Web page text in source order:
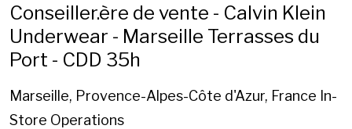
Conseiller.ère de vente - Calvin Klein
Underwear - Marseille Terrasses du
Port - CDD 35h
Marseille, Provence-Alpes-Côte d'Azur, France In-
Store Operations